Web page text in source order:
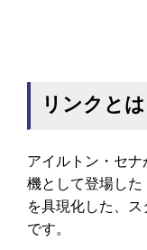
リンクとは
アイルトン・セ
機として登場した
を具現化した、
です。